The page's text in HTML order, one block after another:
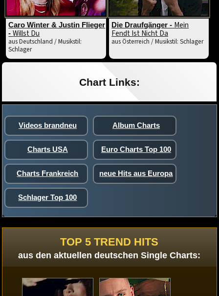
Caro Winter & Justin Flieger
-Willst Du
aus Deutschland / Musikstil:
Schlager
Die Draufgänger - Mein
Fendt Ist Nicht Da
aus Österreich / Musikstil: Schlager
Chart Links:
Videos brandneu Album Charts
Charts USA Euro Charts Top 100
Charts Frankreich neue Hits aus Europa
Schlager Top 100
TOP 5 TREND HITS
aus den aktuellen deutschen Single Charts: